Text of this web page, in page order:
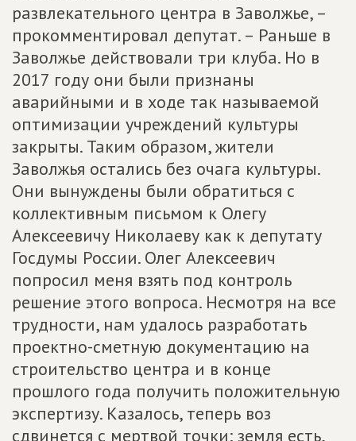
развлекательного центра в Заволжье, –
прокомментировал депутат. – Раньше в
Заволжье действовали три клуба. Но в
2017 году они были признаны
аварийными и в ходе так называемой
оптимизации учреждений культуры
закрыты. Таким образом, жители
Заволжья остались без очага культуры.
Они вынуждены были обратиться с
коллективным письмом к Олегу
Алексеевичу Николаеву как к депутату
Госдумы России. Олег Алексеевич
попросил меня взять под контроль
решение этого вопроса. Несмотря на все
трудности, нам удалось разработать
проектно-сметную документацию на
строительство центра и в конце
прошлого года получить положительную
экспертизу. Казалось, теперь воз
сдвинется с мертвой точки: земля есть,